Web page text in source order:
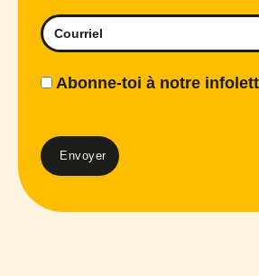
Abonne-toi à notre